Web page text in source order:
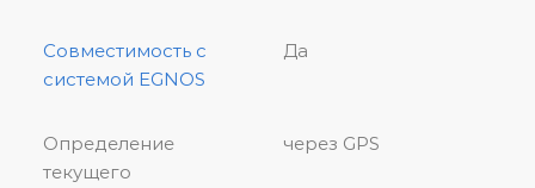
Совместимость с
системой EGNOS
Да
Определение
текущего
через GPS